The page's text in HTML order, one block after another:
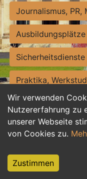
Wir verwenden
Nutzererfahrung zu
unserer Webseite
von Cookies zu.
Zustimmen
Journalismus, PR,
Ausbildungsplätze
Sicherheitsdienste
Praktika,
Personalwesen
Hilfskräfte,
Weiterbildung,